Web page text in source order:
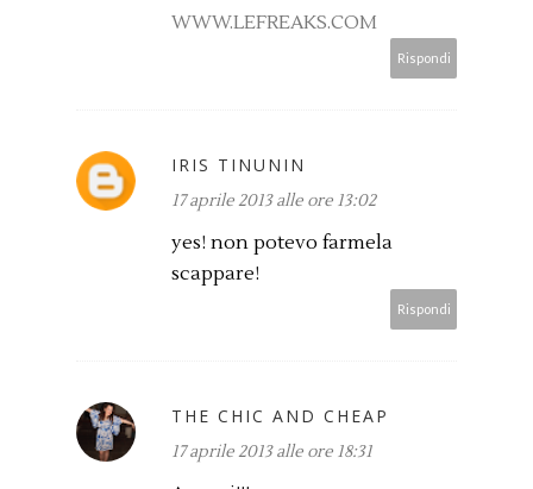
WWW.LEFREAKS.COM
Rispondi
IRIS TINUNIN
17 aprile 2013 alle ore 13:02
yes! non potevo farmela
scappare!
Rispondi
THE CHIC AND CHEAP
17 aprile 2013 alle ore 18:31